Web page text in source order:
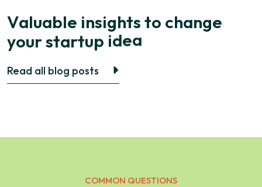
Valuable insightsto change
yourstartup idea
Read all blog posts
COMMON QUESTIONS